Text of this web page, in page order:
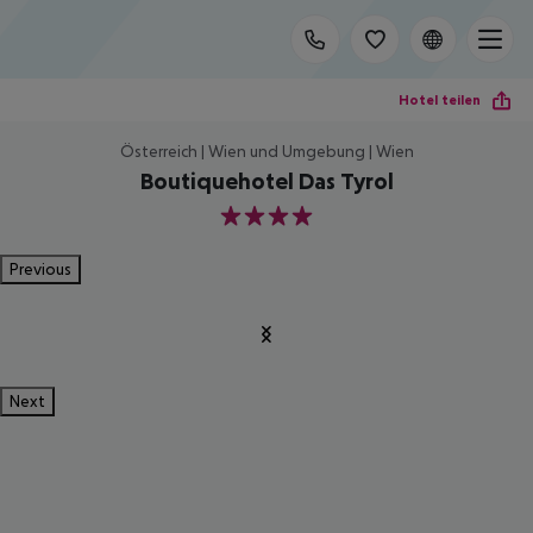
Hotel teilen
Österreich | Wien und Umgebung | Wien
Boutiquehotel Das Tyrol
4
Previous
Next